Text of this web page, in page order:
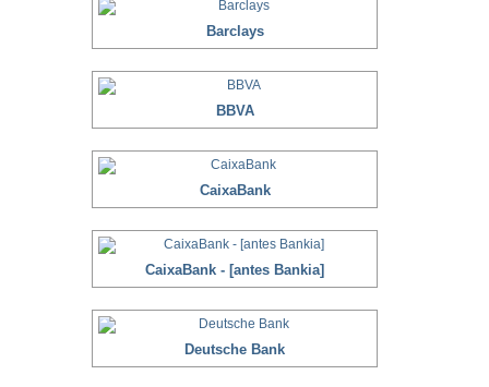
Barclays
BBVA
CaixaBank
CaixaBank - [antes Bankia]
Deutsche Bank